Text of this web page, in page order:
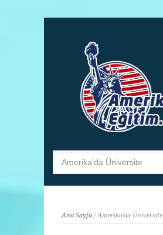
Ana Sayfa/ Amerika'da Üniversite